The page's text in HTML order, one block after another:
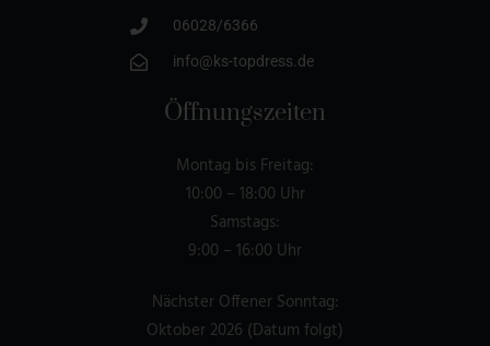
06028/6366
info@ks-topdress.de
Öffnungszeiten
Montag bis Freitag:
10:00 – 18:00 Uhr
Samstags:
9:00 – 16:00 Uhr
Nächster Offener Sonntag:
Oktober 2026 (Datum folgt)